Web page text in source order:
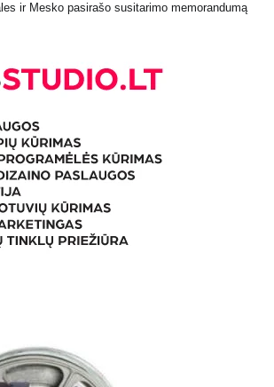
ir Mesko pasirašo susitarimo memorandumą